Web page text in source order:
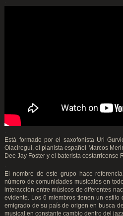
Está formado por el saxofonista Uri
Olaciregui, el pianista español Marcos
Dee Jay Foster y el baterista costarricense
El nombre de este grupo hace
número de comunidades musicales en
interacción entre músicos de diferentes
evidente. Los 6 miembros tienen un
emigrado de su país de origen en busca
musical en constante cambio dentro del